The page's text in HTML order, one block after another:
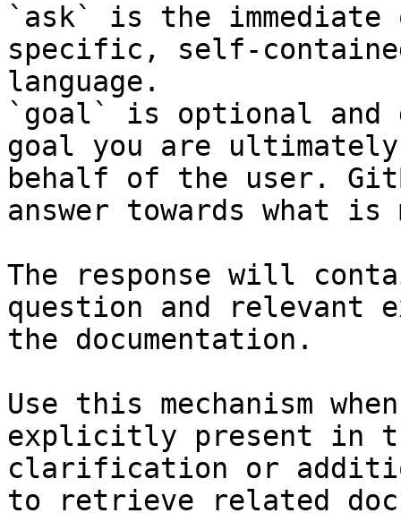
`ask` is the
specific, self-
language.
`goal` is optional and
goal you are
behalf of the user.
answer towards what
The response will
question and relevant
the documentation.
Use this mechanism
explicitly present in
clarification or